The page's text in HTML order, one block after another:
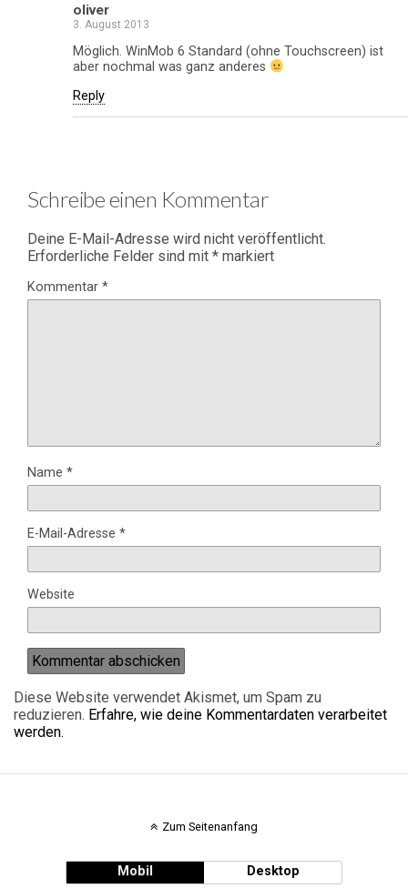
oliver
3. August 2013
Möglich. WinMob 6 Standard (ohne Touchscreen) ist
aber nochmal was ganz anderes
Reply
Schreibe einen Kommentar
Deine E-Mail-Adresse wird nicht veröffentlicht.
Erforderliche Felder sind mit * markiert
Kommentar *
Name *
E-Mail-Adresse *
Website
Diese Website verwendet Akismet, um Spam zu
reduzieren. Erfahre, wie deine Kommentardaten verarbeitet
werden.
Zum Seitenanfang
Mobil Desktop